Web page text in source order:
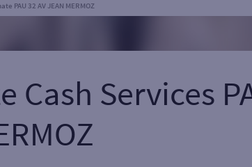
PAU 32 AV JEAN MERMOZ
Services